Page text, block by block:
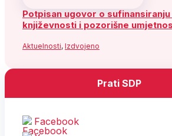
Potpisan ugovor o
književnosti i pozorišne
Aktuelnosti, Izdvojeno
Prati SDP
Facebook